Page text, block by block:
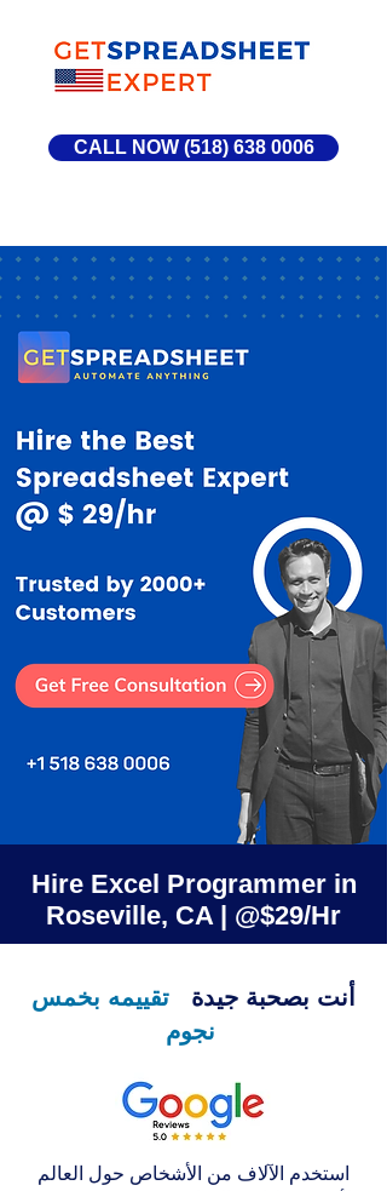
CALL NOW (518) 638 0006
Hire Excel Programmer in
Roseville, CA | @$29/Hr
أنت بصحبة جيدة
تقييمه بخمس
نجوم
استخدم الآلاف من الأشخاص حول العالم